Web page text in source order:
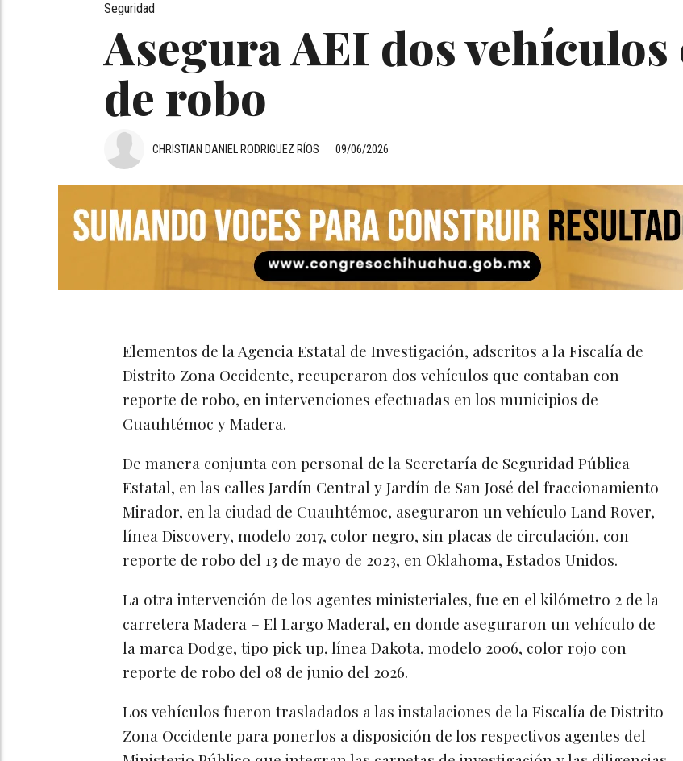
Asegura AEI dos
de robo
Seguridad
09/06/2026
CHRISTIAN DANIEL RODRIGUEZ RÍOS
Elementos de la Agencia Estatal de Investigación, adscritos a la Fiscalía de
Distrito Zona Occidente, recuperaron dos vehículos que contaban con
reporte de robo, en intervenciones efectuadas en los municipios de
Cuauhtémoc y Madera.
De manera conjunta con personal de la Secretaría de Seguridad Pública
Estatal, en las calles Jardín Central y Jardín de San José del fraccionamiento
Mirador, en la ciudad de Cuauhtémoc, aseguraron un vehículo Land Rover,
línea Discovery, modelo 2017, color negro, sin placas de circulación, con
reporte de robo del 13 de mayo de 2023, en Oklahoma, Estados Unidos.
La otra intervención de los agentes ministeriales, fue en el kilómetro 2 de la
carretera Madera – El Largo Maderal, en donde aseguraron un vehículo de
la marca Dodge, tipo pick up, línea Dakota, modelo 2006, color rojo con
reporte de robo del 08 de junio del 2026.
Los vehículos fueron trasladados a las instalaciones de la Fiscalía de Distrito
Zona Occidente para ponerlos a disposición de los respectivos agentes del